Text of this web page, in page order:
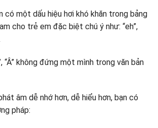
có một dấu hiệu hơi khó khăn trong bảng
cho trẻ em đặc biệt chú ý như: “eh”,
“Â” không đứng một mình trong văn bản
âm dễ nhớ hơn, dễ hiểu hơn, bạn có
pháp: